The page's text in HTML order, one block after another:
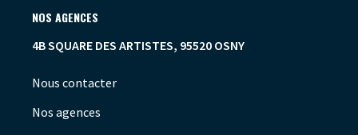
NOS AGENCES
4B SQUARE DES ARTISTES, 95520 OSNY
Nous contacter
Nos agences